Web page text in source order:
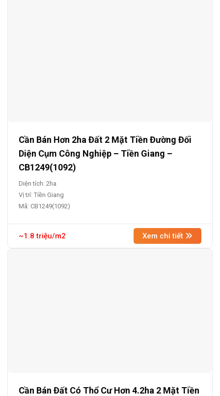
Cần Bán Hơn 2ha Đất 2 Mặt Tiền Đường Đối
Diện Cụm Công Nghiệp – Tiền Giang –
CB1249(1092)
Diện tích: 2ha
Vị trí: Tiền Giang
Mã: CB1249(1092)
~1.8 triệu/m2 Xem chi tiết
Cần Bán Đất Có Thổ Cư Hơn 4.2ha 2 Mặt Tiền